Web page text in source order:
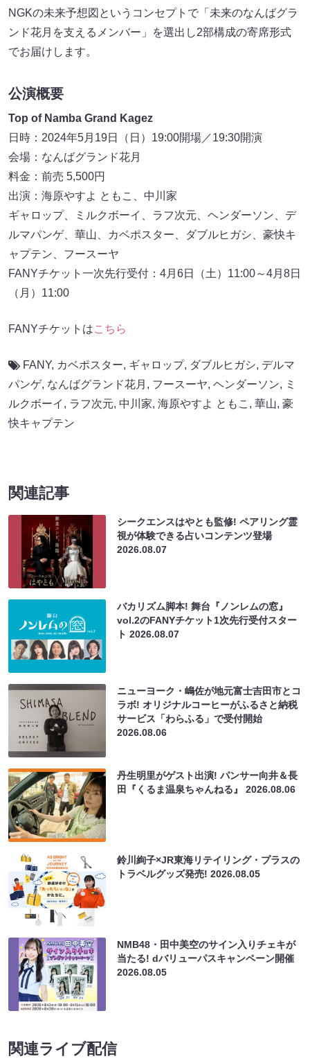
NGKの未来予想図というコンセプトで「未来のなんばグラ
ンド花月を支えるメンバー」を選出し2部構成の寄席形式
でお届けします。
公演概要
Top of Namba Grand Kagez
日時：2024年5月19日（日）19:00開場／19:30開演
会場：なんばグランド花月
料金：前売 5,500円
出演：海原やすよ ともこ、中川家
ギャロップ、ミルクボーイ、ラフ次元、ヘンダーソン、デ
ルマパンゲ、華山、カベポスター、ダブルヒガシ、豪快キ
ャプテン、フースーヤ
FANYチケット一次先行受付：4月6日（土）11:00～4月8日
（月）11:00
FANYチケットはこちら
FANY, カベポスター, ギャロップ, ダブルヒガシ, デルマ
パンゲ, なんばグランド花月 , フースーヤ, ヘンダーソン, ミ
ルクボーイ , ラフ次元, 中川家, 海原やすよ ともこ , 華山, 豪
快キャプテン
関連記事
シークエンスはやとも監修! ペアリング霊
視が体験できる占いコンテンツ登場
2026.08.07
バカリズム脚本! 舞台『ノンレムの窓』
vol.2のFANYチケット1次先行受付スター
ト2026.08.07
ニューヨーク・嶋佐が地元富士吉田市とコ
ラボ! オリジナルコーヒーがふるさと納税
サービス「わらふる」で受付開始
2026.08.06
丹生明里がゲスト出演! パンサー向井＆長
田『くるま温泉ちゃんねる』2026.08.06
鈴川絢子×JR東海リテイリング・プラスの
トラベルグッズ発売!2026.08.05
NMB48・田中美空のサイン入りチェキが
当たる! dバリューパスキャンペーン開催
2026.08.05
関連ライブ配信